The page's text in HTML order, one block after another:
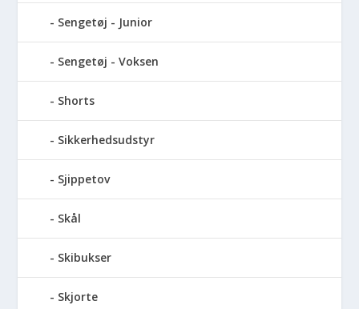
Sengetøj - Junior
Sengetøj - Voksen
Shorts
Sikkerhedsudstyr
Sjippetov
Skål
Skibukser
Skjorte